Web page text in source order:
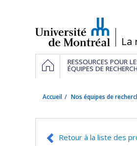
/La
Navigation
principale
ACCUEILRESSOURCES POUR
ÉQUIPES DE
Accueil Nos équipes de
Retour à la liste des